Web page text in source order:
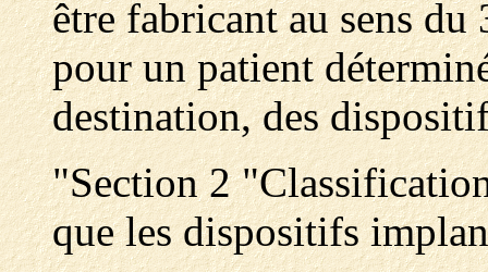
être fabricant au sens du
pour un patient
destination, des
"Section 2
que les dispositifs